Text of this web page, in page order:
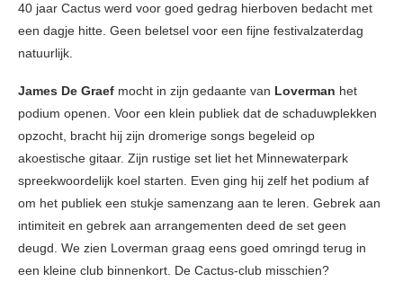
40 jaar Cactus werd voor goed gedrag hierboven bedacht met
een dagje hitte. Geen beletsel voor een fijne festivalzaterdag
natuurlijk.
James De Graef mocht in zijn gedaante van Loverman het
podium openen. Voor een klein publiek dat de schaduwplekken
opzocht, bracht hij zijn dromerige songs begeleid op
akoestische gitaar. Zijn rustige set liet het Minnewaterpark
spreekwoordelijk koel starten. Even ging hij zelf het podium af
om het publiek een stukje samenzang aan te leren. Gebrek aan
intimiteit en gebrek aan arrangementen deed de set geen
deugd. We zien Loverman graag eens goed omringd terug in
een kleine club binnenkort. De Cactus-club misschien?